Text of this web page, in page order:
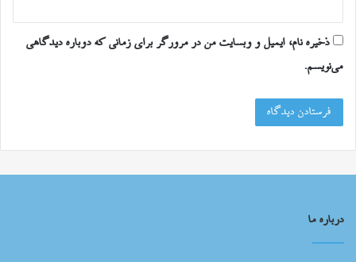
ذخیره نام، ایمیل و وبسایت من در مرورگر برای زمانی که دوباره دیدگاهی
می‌نویسم.
درباره ما